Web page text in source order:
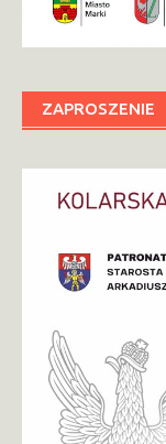
ZAPROSZENIE